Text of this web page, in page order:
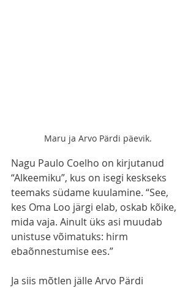
Maru ja Arvo Pärdi päevik.
Nagu Paulo Coelho on kirjutanud
“Alkeemiku”, kus on isegi keskseks
teemaks südame kuulamine. “See,
kes Oma Loo järgi elab, oskab kõike,
mida vaja. Ainult üks asi muudab
unistuse võimatuks: hirm
ebaõnnestumise ees.”
Ja siis mõtlen jälle Arvo Pärdi